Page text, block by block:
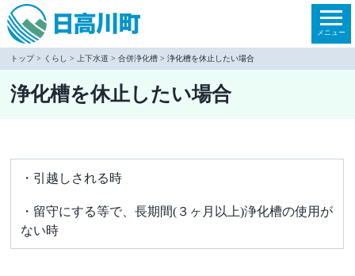
本
文
動
メニュー
トップ> くらし > 上下水道 >合併浄化槽 > 浄化槽を休止したい場合
浄化槽を休止したい場合
・引越しされる時
・留守にする等で、長期間(３ヶ月以上)浄化槽の使用が
ない時